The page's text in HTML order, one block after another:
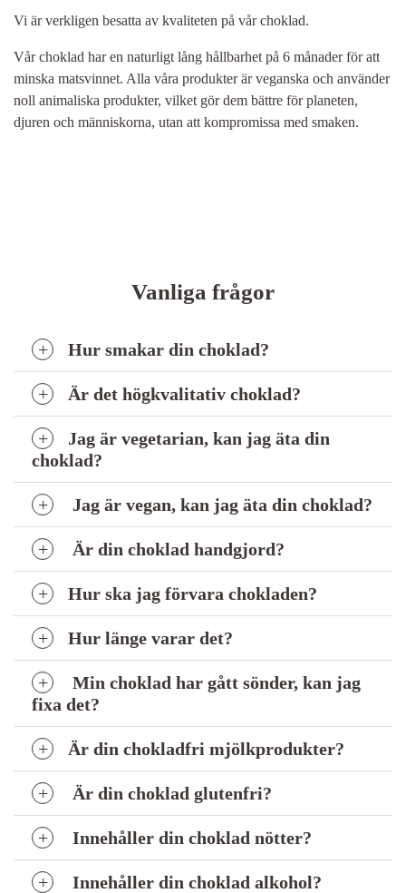
Vi är verkligen besatta av kvaliteten på vår choklad.
Vår choklad har en naturligt lång hållbarhet på 6 månader för att
minska matsvinnet. Alla våra produkter är veganska och använder
noll animaliska produkter, vilket gör dem bättre för planeten,
djuren och människorna, utan att kompromissa med smaken.
Vanliga frågor
Hur smakar din choklad?
Är det högkvalitativ choklad?
Jag är vegetarian, kan jag äta din
choklad?
Jag är vegan, kan jag äta din choklad?
Är din choklad handgjord?
Hur ska jag förvara chokladen?
Hur länge varar det?
Min choklad har gått sönder, kan jag
fixa det?
Är din chokladfri mjölkprodukter?
Är din choklad glutenfri?
Innehåller din choklad nötter?
Innehåller din choklad alkohol?